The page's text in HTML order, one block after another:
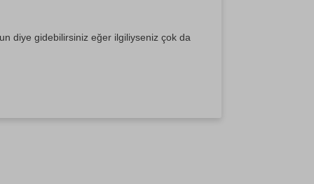
diye gidebilirsiniz eğer ilgiliyseniz çok da